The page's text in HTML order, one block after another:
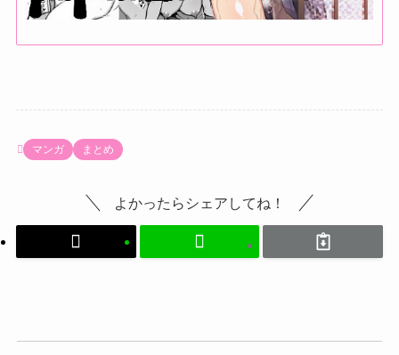
マンガ まとめ
よかったらシェアしてね！